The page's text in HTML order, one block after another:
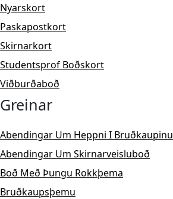
Nyarskort
Paskapostkort
Skirnarkort
Studentsprof Boðskort
Viðburðaboð
Greinar
Abendingar Um Heppni I Bruðkaupinu
Abendingar Um Skirnarveisluboð
Boð Með Þungu Rokkþema
Bruðkaupsþemu